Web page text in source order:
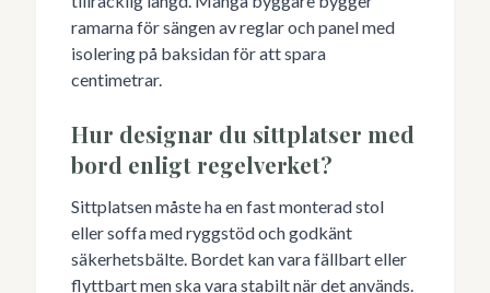
ramarna för sängen av reglar och panel med
isolering på baksidan för att spara
centimetrar.
Hur designar du sittplatser med
bord enligt regelverket?
Sittplatsen måste ha en fast monterad stol
eller soffa med ryggstöd och godkänt
säkerhetsbälte. Bordet kan vara fällbart eller
flyttbart men ska vara stabilt när det används.